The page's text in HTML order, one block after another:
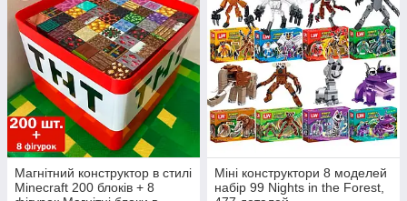
Магнітний конструктор в стилі
Minecraft 200 блоків + 8
Міні конструктори 8 моделей
набір 99 Nights in the Forest,